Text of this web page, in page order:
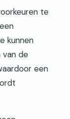
te
kunnen
van de
een